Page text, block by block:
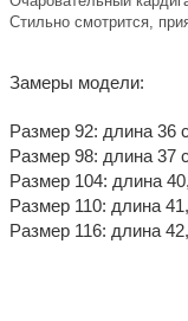
Стильно смотрится,
Замеры модели:
Размер 92: длина 36
Размер 98: длина 37
Размер 104: длина
Размер 110: длина
Размер 116: длина